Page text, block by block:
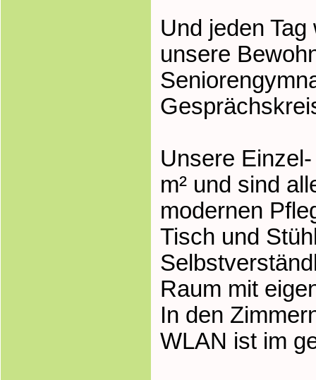
Und jeden
unsere
Unsere
m² und sind
modernen
Tisch und
Raum mit
In den
WLAN ist im